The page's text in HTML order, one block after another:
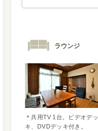
ラウンジ
＊共用TV 1台。ビデオデッ
キ、DVDデッキ付き。